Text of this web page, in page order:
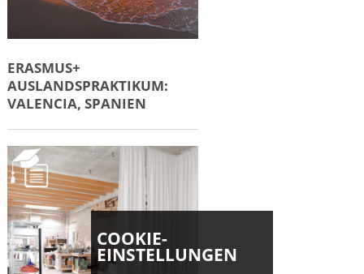
ERASMUS+
AUSLANDSPRAKTIKUM:
VALENCIA, SPANIEN
COOKIE-
EINSTELLUNGEN